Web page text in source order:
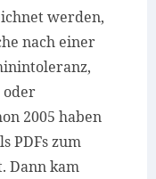
werden,
nach einer
oder
2005 haben
PDFs zum
Dann kam